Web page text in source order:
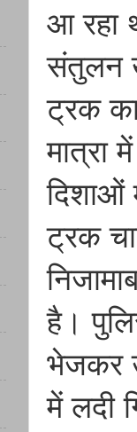
आ रहा
संतुलन
ट्रक
मात्रा
दिशाओं
ट्रक
है।
भेजकर
में लदी